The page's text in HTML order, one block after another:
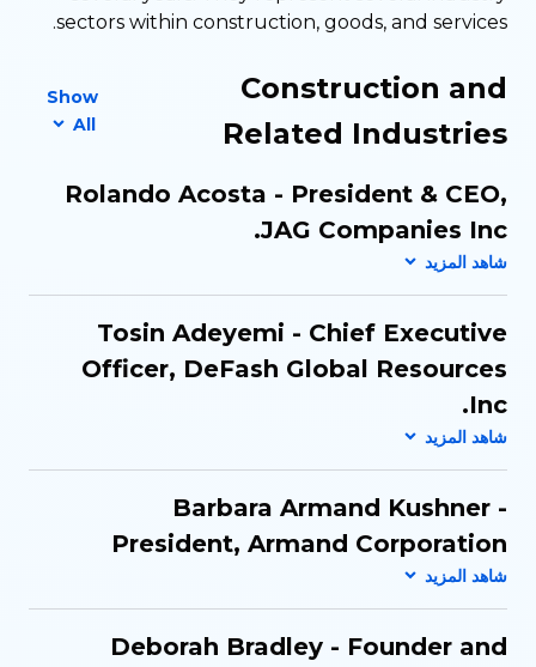
sectors within construction, goods, and services.
Construction and
Related Industries
Show
All
Rolando Acosta - President & CEO,
JAG Companies Inc.
Tosin Adeyemi - Chief Executive
Officer, DeFash Global Resources
Inc.
Barbara Armand Kushner -
President, Armand Corporation
Deborah Bradley - Founder and